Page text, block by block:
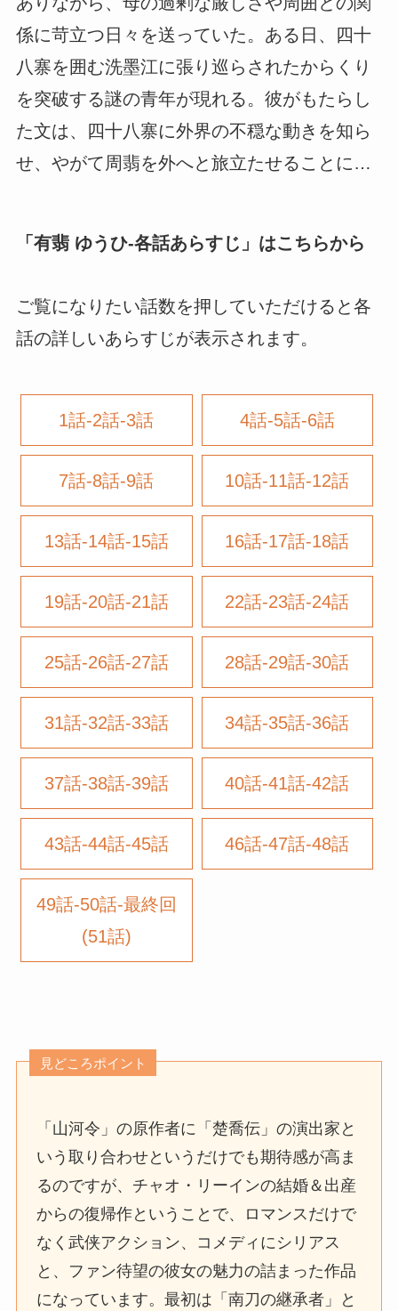
係に苛立つ日々を送っていた。ある日、四十
八寨を囲む洗墨江に張り巡らされたからくり
を突破する謎の青年が現れる。彼がもたらし
た文は、四十八寨に外界の不穏な動きを知ら
せ、やがて周翡を外へと旅立たせることに…
「 有翡 ゆうひ-各話あらすじ 」はこちらから
ご覧になりたい話数を押していただけると各
話の詳しいあらすじが表示されます。
1話-2話-3話 4話-5話-6話
7話-8話-9話 10話-11話-12話
13話-14話-15話 16話-17話-18話
19話-20話-21話 22話-23話-24話
25話-26話-27話 28話-29話-30話
31話-32話-33話 34話-35話-36話
37話-38話-39話 40話-41話-42話
43話-44話-45話 46話-47話-48話
49話-50話-最終回
(51話)
見どころポイント
「山河令」の原作者に「楚喬伝」の演出家と
いう取り合わせというだけでも期待感が高ま
るのですが、チャオ・リーインの結婚＆出産
からの復帰作ということで、ロマンスだけで
なく武侠アクション、コメディにシリアス
と、ファン待望の彼女の魅力の詰まった作品
になっています。最初は「南刀の継承者」と